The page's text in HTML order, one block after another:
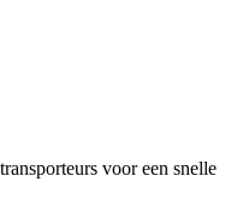
voor een snelle